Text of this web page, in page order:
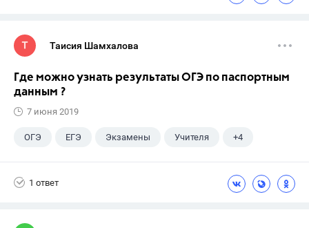
Таисия Шамхалова
Где можно узнать результаты ОГЭ по паспортным
данным ?
7 июня 2019
ОГЭ ЕГЭ Экзамены Учителя +4
1 ответ